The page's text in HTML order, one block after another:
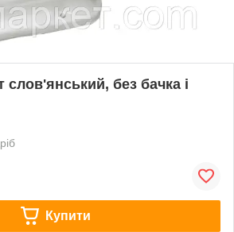
слов'янський, без бачка і
Купити